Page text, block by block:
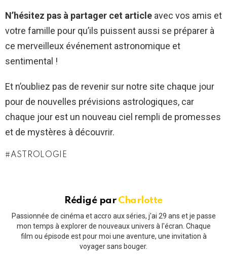
N’hésitez pas à partager cet article avec vos amis et
votre famille pour qu’ils puissent aussi se préparer à
ce merveilleux événement astronomique et
sentimental !
Et n’oubliez pas de revenir sur notre site chaque jour
pour de nouvelles prévisions astrologiques, car
chaque jour est un nouveau ciel rempli de promesses
et de mystères à découvrir.
ASTROLOGIE
Rédigé par Charlotte
Passionnée de cinéma et accro aux séries, j'ai 29 ans et je passe
mon temps à explorer de nouveaux univers à l'écran. Chaque
film ou épisode est pour moi une aventure, une invitation à
voyager sans bouger.